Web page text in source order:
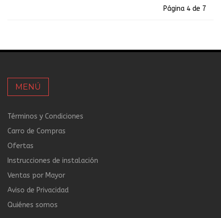
Página 4 de 7
MENÚ
Términos y Condiciones
Carro de Compras
Ofertas
Instrucciones de instalación
Ventas por Mayor
Aviso de Privacidad
Quiénes somos